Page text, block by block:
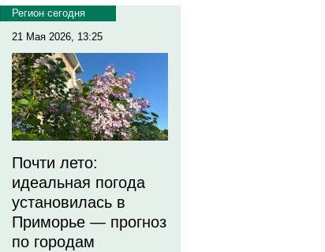
Регион сегодня
21 Мая 2026, 13:25
Почти лето:
идеальная погода
установилась в
Приморье — прогноз
по городам